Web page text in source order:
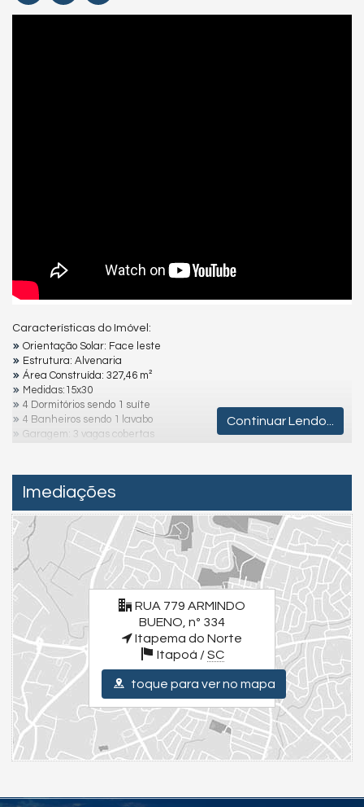
Características do Imóvel:
Orientação Solar: Face leste
Estrutura: Alvenaria
Área Construída: 327,46 m²
Medidas:15x30
4 Dormitórios sendo 1 suíte
4 Banheiros sendo 1 lavabo
Garagem: 3 vagas cobertas
Localização: 350 m do mar, no centro
Destaques e Diferenciais:
Ambientes Amplos e Arejados
Sala e Cozinha em Conceito Aberto
Área de Lazer Completa e Aconchegante
Lavabo Exclusivo na Área de Festas
Sala de Jogos
Piscina aquecida por sistema Solar
Totalmente Mobiliado
Próximo a Mercados, Lojas, Farmácias e Academia
O sonho do imóvel na praia está mais próximo do que você imagina,
venha descobrir!
Valores e condições podem ser alterados sem aviso prévio.
Para uma experiência completa, assista aos vídeos detalhados
dos imóveis e da cidade. Visite nossas redes sociais:
Instagram - @julianoolivaimoveis (Instagram/julianoOlivaImoveis)
Continuar Lendo...
Imediações
RUA 779 ARMINDO
BUENO, nº 334
Itapema do Norte
Itapoá /SC
toque para ver no mapa